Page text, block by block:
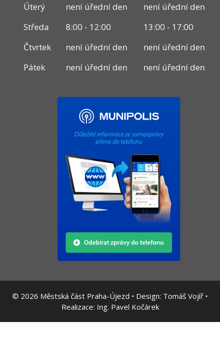
Úterý
není úřední den
není úřední den
Středa
8:00 - 12:00
13:00 - 17:00
Čtvrtek
není úřední den
není úřední den
Pátek
není úřední den není úřední den
© 2026 Městská část Praha-Újezd • Design: Tomáš Vojíř •
Realizace: Ing. Pavel Kočárek